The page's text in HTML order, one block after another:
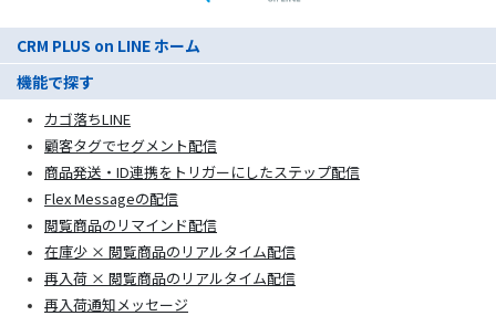
CRM PLUS on LINE ホーム
機能で探す
カゴ落ちLINE
顧客タグでセグメント配信
商品発送・ID連携をトリガーにしたステップ配信
Flex Messageの配信
閲覧商品のリマインド配信
在庫少 × 閲覧商品のリアルタイム配信
再入荷 × 閲覧商品のリアルタイム配信
再入荷通知メッセージ